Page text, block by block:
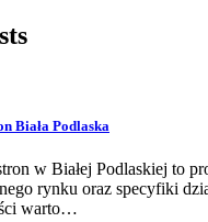
Biała Podlaska
w Białej Podlaskiej to
rynku oraz specyfiki
warto…